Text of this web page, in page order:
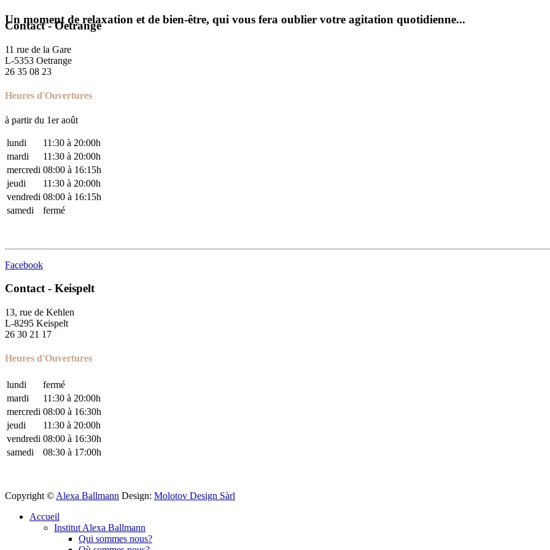
Un moment de relaxation et de bien-être, qui vous fera oublier votre agitation quotidienne...
Contact - Oetrange
11 rue de la Gare
L-5353 Oetrange
26 35 08 23
Heures d'Ouvertures
à partir du 1er août
lundi
11:30 à 20:00h
mardi
11:30 à 20:00h
mercredi 08:00 à 16:15h
jeudi
11:30 à 20:00h
vendredi 08:00 à 16:15h
samedi
fermé
Facebook
Contact - Keispelt
13, rue de Kehlen​
L-8295 Keispelt
26 30 21 17
Heures d'Ouvertures
lundi
fermé
mardi
11:30 à 20:00h
mercredi 08:00 à 16:30h
jeudi
11:30 à 20:00h
vendredi 08:00 à 16:30h
samedi
08:30 à 17:00h
Copyright © Alexa Ballmann Design: Molotov Design Sàrl
Accueil
Institut Alexa Ballmann
Qui sommes nous?